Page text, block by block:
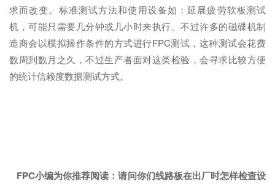
求而改变。标准测试方法和使用设备如：延展疲劳软板测试
机，可能只需要几分钟或几小时来执行。不过许多的磁碟机制
造商会以模拟操作条件的方式进行FPC测试，这种测试会花费
数周到数月之久，不过生产者面对这类检验，会寻求比较方便
的统计信赖度数据测试方式。
FPC小编为你推荐阅读：请问你们线路板在出厂时怎样检查设